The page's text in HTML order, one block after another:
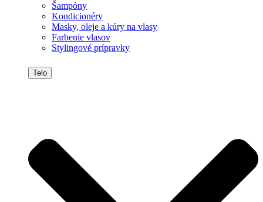
Šampóny
Kondicionéry
Masky, oleje a kúry na vlasy
Farbenie vlasov
Stylingové prípravky
Telo